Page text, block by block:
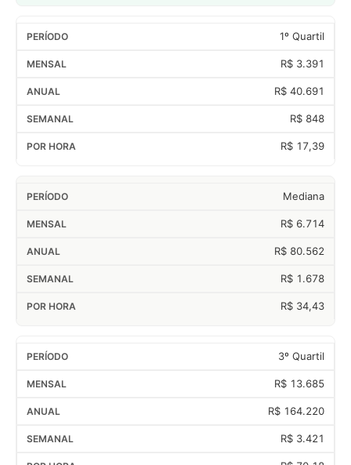
1º Quartil
R$ 3.391
R$ 40.691
R$ 848
R$ 17,39
Mediana
R$ 6.714
R$ 80.562
R$ 1.678
R$ 34,43
3º Quartil
R$ 13.685
R$ 164.220
R$ 3.421